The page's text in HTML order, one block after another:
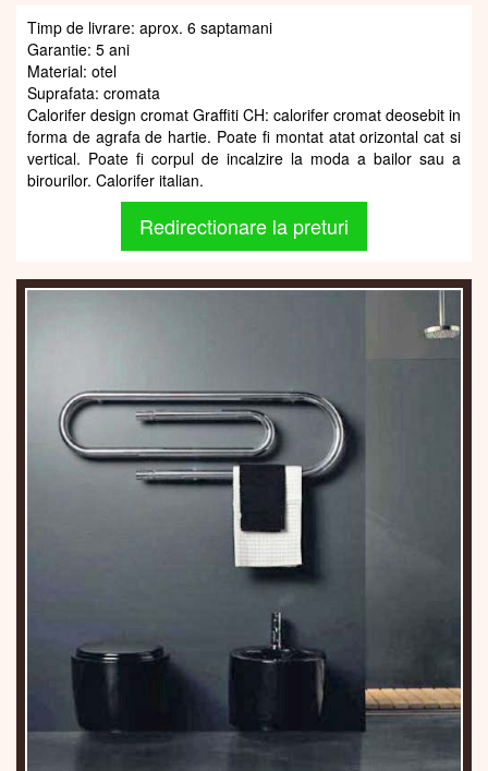
Timp de livrare: aprox. 6 saptamani
Garantie: 5 ani
Material: otel
Suprafata: cromata
Calorifer design cromat Graffiti CH: calorifer cromat deosebit in
forma de agrafa de hartie. Poate fi montat atat orizontal cat si
vertical. Poate fi corpul de incalzire la moda a bailor sau a
birourilor. Calorifer italian.
Redirectionare la preturi